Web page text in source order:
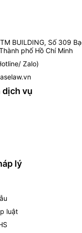
BUILDING, Số 309
phố Hồ Chí Minh
Zalo)
vụ
lý
luật